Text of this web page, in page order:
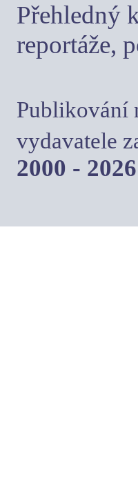
Přehledný
reportáže,
Publikování
vydavatele
2000 -